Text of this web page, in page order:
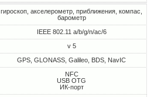
гироскоп, акселерометр, приближения, компас,
барометр
IEEE 802.11 a/b/g/n/ac/6
v 5
GPS, GLONASS, Galileo, BDS, NavIC
NFC
USB OTG
ИК-порт